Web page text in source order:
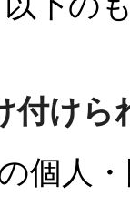
付け
個人